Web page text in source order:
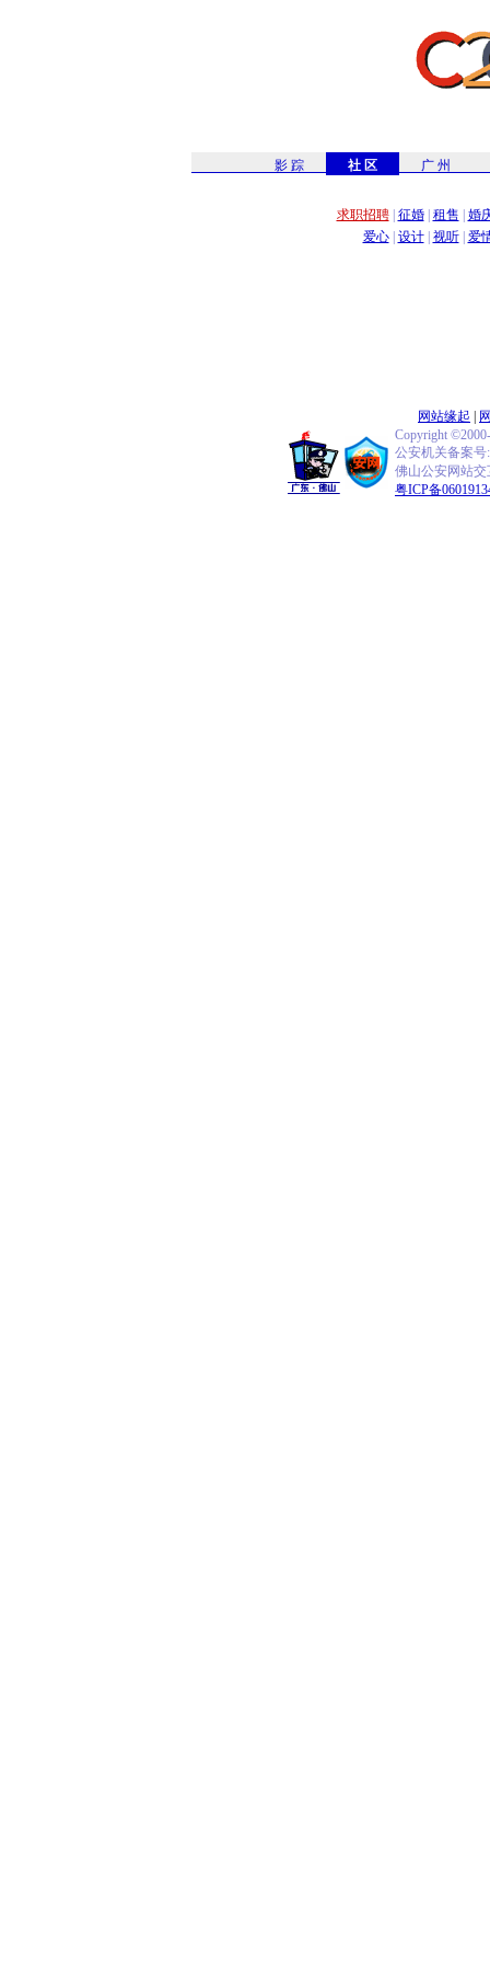
影 踪 社 区 广 州
求职招聘| 征婚| 租售
婚
爱心| 设计| 视听| 爱
网站缘起
Copyright
公安机关备案号
佛山公安网站交
粤ICP备